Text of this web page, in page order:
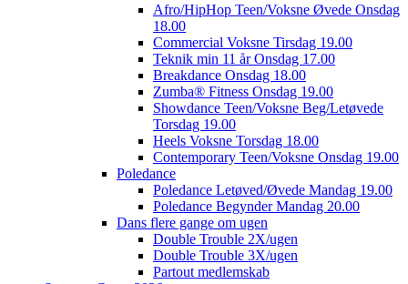
Afro/HipHop Teen/Voksne Øvede Onsdag
18.00
Commercial Voksne Tirsdag 19.00
Teknik min 11 år Onsdag 17.00
Breakdance Onsdag 18.00
Zumba® Fitness Onsdag 19.00
Showdance Teen/Voksne Beg/Letøvede
Torsdag 19.00
Heels Voksne Torsdag 18.00
Contemporary Teen/Voksne Onsdag 19.00
Poledance
Poledance Letøved/Øvede Mandag 19.00
Poledance Begynder Mandag 20.00
Dans flere gange om ugen
Double Trouble 2X/ugen
Double Trouble 3X/ugen
Partout medlemskab